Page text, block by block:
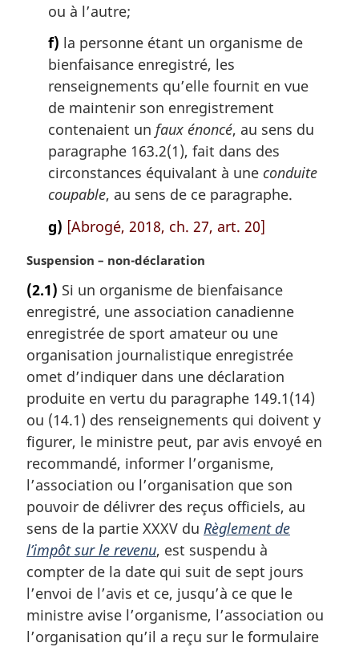
ou à l’autre;
f) la personne étant un organisme de
bienfaisance enregistré, les
renseignements qu’elle fournit en vue
de maintenir son enregistrement
contenaient un faux énoncé, au sens du
paragraphe 163.2(1), fait dans des
circonstances équivalant à une conduite
coupable, au sens de ce paragraphe.
g) [Abrogé, 2018, ch. 27, art. 20]
N
t
e
m
a
g
i
n
a
e
:
Suspension – non-déclaration
(2.1) Si un organisme de bienfaisance
enregistré, une association canadienne
enregistrée de sport amateur ou une
organisation journalistique enregistrée
omet d’indiquer dans une déclaration
produite en vertu du paragraphe 149.1(14)
ou (14.1) des renseignements qui doivent y
figurer, le ministre peut, par avis envoyé en
recommandé, informer l’organisme,
l’association ou l’organisation que son
pouvoir de délivrer des reçus officiels, au
sens de la partie XXXV du Règlement de
l’impôt sur le revenu, est suspendu à
compter de la date qui suit de sept jours
l’envoi de l’avis et ce, jusqu’à ce que le
ministre avise l’organisme, l’association ou
l’organisation qu’il a reçu sur le formulaire